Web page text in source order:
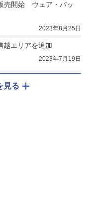
売開始　ウェア・バッ
2023年8月25日
越エリアを追加
2023年7月19日
見る